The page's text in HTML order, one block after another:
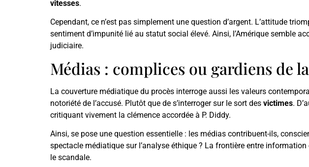
vitesses.
Cependant, ce n’est pas simplement une question d’argent. L’attitude
sentiment d’impunité lié au statut social élevé. Ainsi, l’Amérique semble
judiciaire.
Médias : complices ou gardiens de
La couverture médiatique du procès interroge aussi les valeurs
notoriété de l’accusé. Plutôt que de s’interroger sur le sort des victimes.
critiquant vivement la clémence accordée à P. Diddy.
Ainsi, se pose une question essentielle : les médias contribuent-ils,
spectacle médiatique sur l’analyse éthique ? La frontière entre
le scandale.